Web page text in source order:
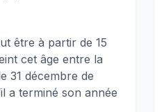
être à partir de 15
cet âge entre la
31 décembre de
a terminé son année